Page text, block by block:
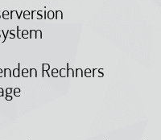
Rechners